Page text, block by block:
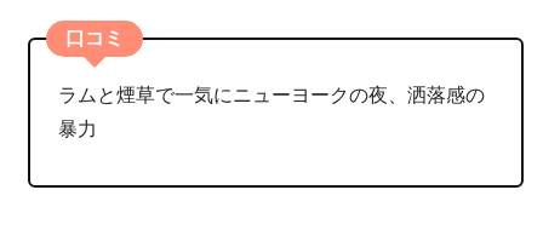
口コミ
ラムと煙草で一気にニューヨークの夜、洒落感の
暴力